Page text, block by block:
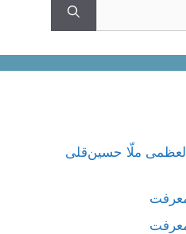
ملّا حسین‌قلی